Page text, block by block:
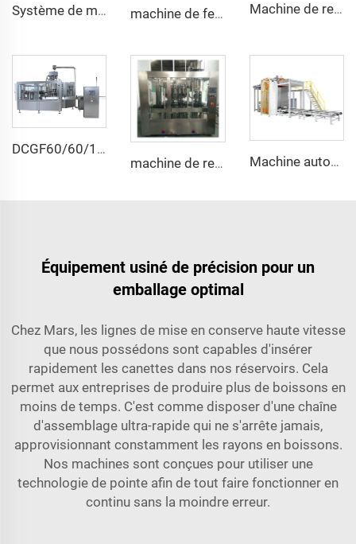
Système de machine distributeur d'azote liquide haute vitesse automatique machine de fermeture T-bouchon pour bouteilles de vin 750ml à vendre non réutilisable DSJ-1 Mars Machine de remplissage pour eau minérale compacte, automatique pour bouteilles plastiques, électrique, disponible avec assistance tierce outre-mer
DCGF60/60/15 Machine automatique de remplissage sous pression isotonique de boissons gazeuses en bouteilles
machine de remplissage par piston et de fermeture ROPP pour huile d'olive en bouteille en verre de 750 ml
Machine automatique de dépalettisation de bouteilles en verre ou de boîtes de conserve
Équipement usiné de précision pour un
emballage optimal
Chez Mars, les lignes de mise en conserve haute vitesse
que nous possédons sont capables d'insérer
rapidement les canettes dans nos réservoirs. Cela
permet aux entreprises de produire plus de boissons en
moins de temps. C'est comme disposer d'une chaîne
d'assemblage ultra-rapide qui ne s'arrête jamais,
approvisionnant constamment les rayons en boissons.
Nos machines sont conçues pour utiliser une
technologie de pointe afin de tout faire fonctionner en
continu sans la moindre erreur.